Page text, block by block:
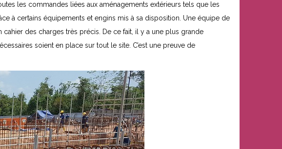
les commandes liées aux aménagements extérieurs tels que les
à certains équipements et engins mis à sa disposition. Une équipe de
des charges très précis. De ce fait, il y a une plus grande
soient en place sur tout le site. C’est une preuve de